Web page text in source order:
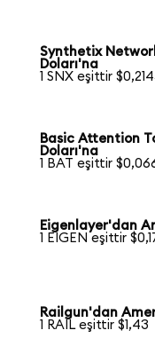
Synthetix
Doları'na
1 SNX eşittir
Basic Attention
Doları'na
1 BAT eşittir
Eigenlayer'dan
1 EIGEN eşittir
Railgun'dan
1 RAIL eşittir $1,43